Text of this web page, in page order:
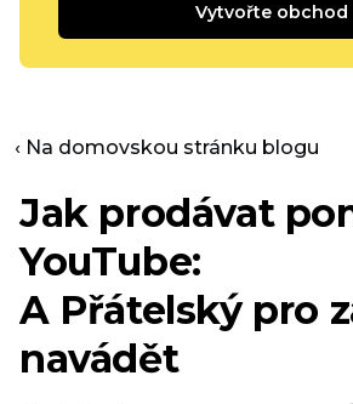
Vytvořte obchod
‹ Na domovskou stránku blogu
Jak prodávat
YouTube:
A Přátelský pro
navádět